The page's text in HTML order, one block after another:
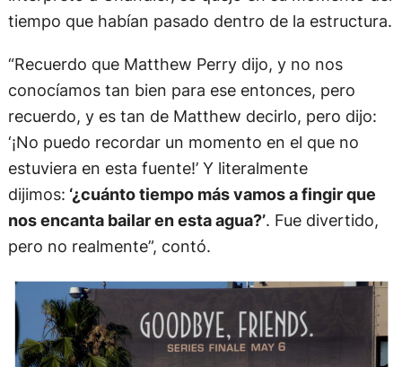
interpretó a Chandler, se quejó en su momento del
“Recuerdo que Matthew Perry dijo, y no nos
conocíamos tan bien para ese entonces, pero
recuerdo, y es tan de Matthew decirlo, pero dijo:
‘¡No puedo recordar un momento en el que no
estuviera en esta fuente!’ Y literalmente
dijimos:
‘¿cuánto tiempo más vamos a fingir que
nos encanta bailar en esta agua?’
. Fue divertido,
pero no realmente”, contó.